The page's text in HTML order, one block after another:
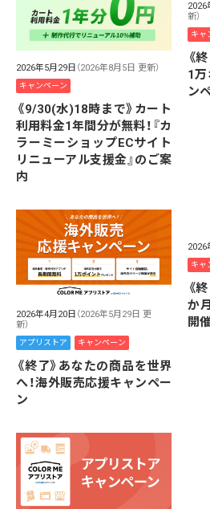
2026年5月29日 （2026年8月5日 更新）
キャンペーン
《9/30(水)18時まで》カート
利用料金1年間分が無料！『カ
ラーミーショップECサイト
リニューアル支援金』のご案
内
2026
新）
キャ
《
1万
ン
2026年4月20日 （2026年5月29日 更
新）
アプリストア キャンペーン
《終了》あなたの商品を世界
へ！海外販売応援キャンペー
ン
2026
キャ
《
か
開